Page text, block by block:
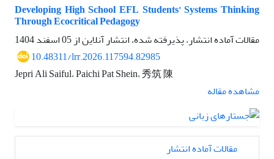
Developing High School EFL Students’ Systems Thinking
Through Ecocritical Pedagogy
مقالات آماده انتشار، پذیرفته شده، انتشار آنلاین از05 اسفند 1404
10.48311/lrr.2026.117594.82985
Jepri Ali Saiful، Paichi Pat Shein، 秀筑 陳
مشاهده مقاله
مقالات آماده انتشار